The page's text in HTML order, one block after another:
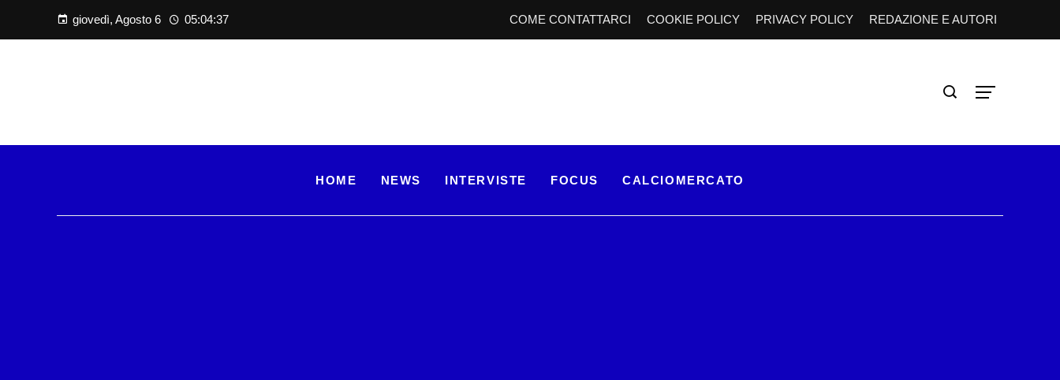
giovedì, Agosto 6 05:04:38 COME CONTATTARCI COOKIE POLICY PRIVACY POLICY REDAZIONE E AUTORI
HOME NEWS INTERVISTE FOCUS CALCIOMERCATO